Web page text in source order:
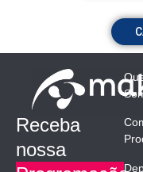
Receba
nossa